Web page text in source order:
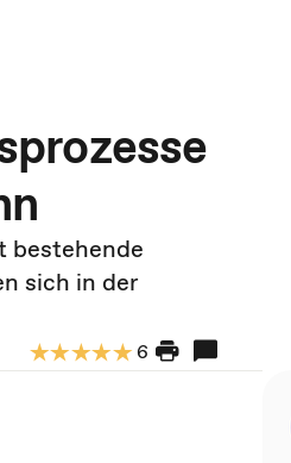
bestehende
sich in der
6